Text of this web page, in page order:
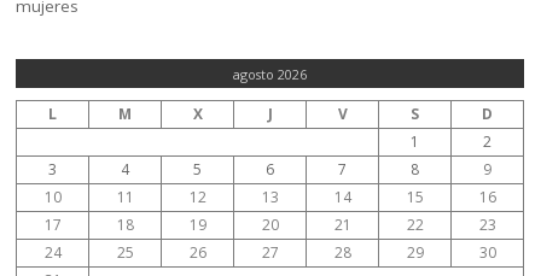
agosto 2026
L M X J V S
D
1
2
3
4 5 6 7 8
9
10
11 12 13 14 15
16
17
18 19 20 21 22
23
24
25 26 27 28 29
30